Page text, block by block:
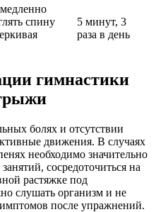
спину
5 минут, 3
раза в день
гимнастики
болях и отсутствии
движения. В случаях
необходимо значительно
сосредоточиться на
растяжке под
слушать организм и не
после упражнений.